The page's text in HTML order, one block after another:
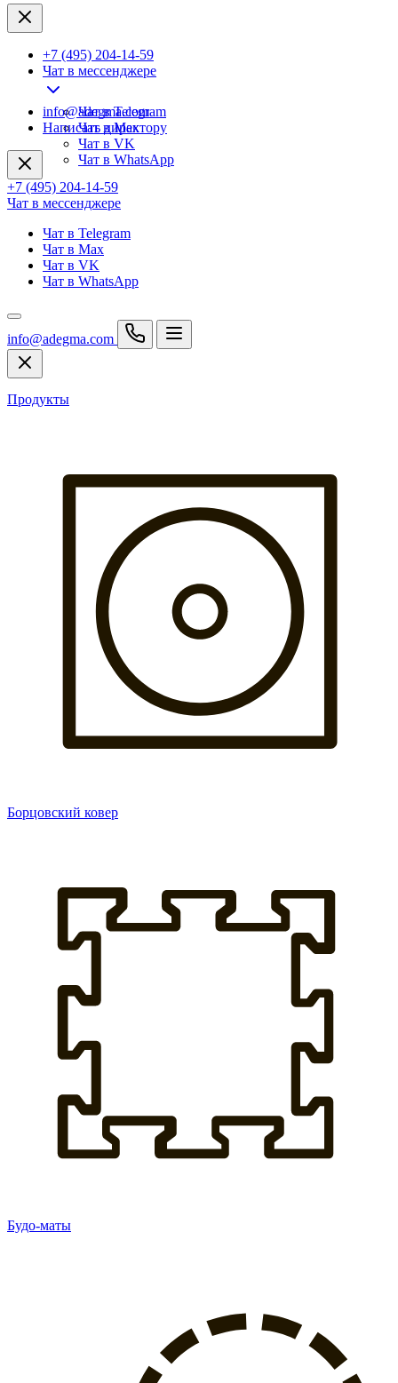
+7 (495) 204-14-59
Чат в мессенджере
Чат в Telegram
Чат в Max
Чат в VK
Чат в WhatsApp
info@adegma.com
Написать директору
+7 (495) 204-14-59
Чат в мессенджере
Чат в Telegram
Чат в Max
Чат в VK
Чат в WhatsApp
info@adegma.com
Продукты
Борцовский ковер
Будо-маты